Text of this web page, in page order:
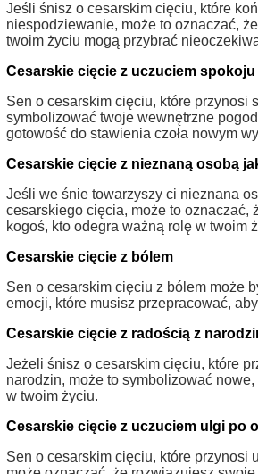
Jeśli śnisz o cesarskim cięciu, które
niespodziewanie, może to oznaczać,
twoim życiu mogą przybrać
Cesarskie cięcie z uczuciem spokoju
Sen o cesarskim cięciu, które przynosi
symbolizować twoje wewnętrzne
gotowość do stawienia czoła nowym
Cesarskie cięcie z nieznaną osobą
Jeśli we śnie towarzyszy ci nieznana
cesarskiego cięcia, może to oznaczać,
kogoś, kto odegra ważną rolę w twoim
Cesarskie cięcie z bólem
Sen o cesarskim cięciu z bólem może
emocji, które musisz przepracować,
Cesarskie cięcie z radością z
Jeżeli śnisz o cesarskim cięciu, które
narodzin, może to symbolizować
w twoim życiu.
Cesarskie cięcie z uczuciem ulgi po
Sen o cesarskim cięciu, które przynosi